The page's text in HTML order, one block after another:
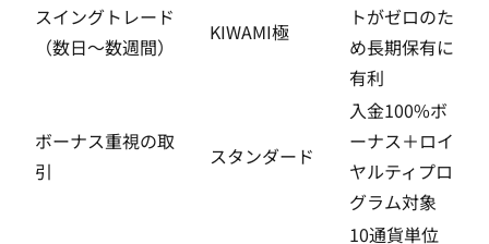
スイングトレード
（数日〜数週間）
KIWAMI極
トがゼロのた
め長期保有に
有利
ボーナス重視の取
引
スタンダード
入金100%ボ
ーナス＋ロイ
ヤルティプロ
グラム対象
10通貨単位